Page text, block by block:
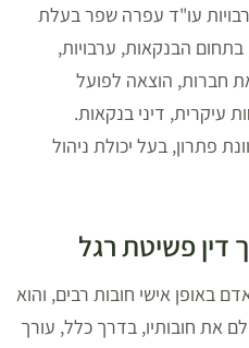
עו"ד עפרה שפר בעלת
בתחום הבנקאות, ערבויות,
חברות, הוצאה לפועל
עיקרית, דיני בנקאות.
פתרון, בעל יכולת ניהול
דין פשיטת רגל
באופן אישי חובות רבים, והוא
את חובותיו, בדרך כלל, עורך